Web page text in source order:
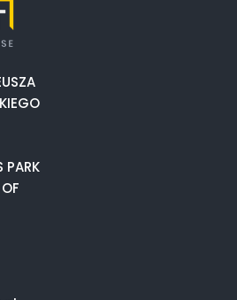
PARK